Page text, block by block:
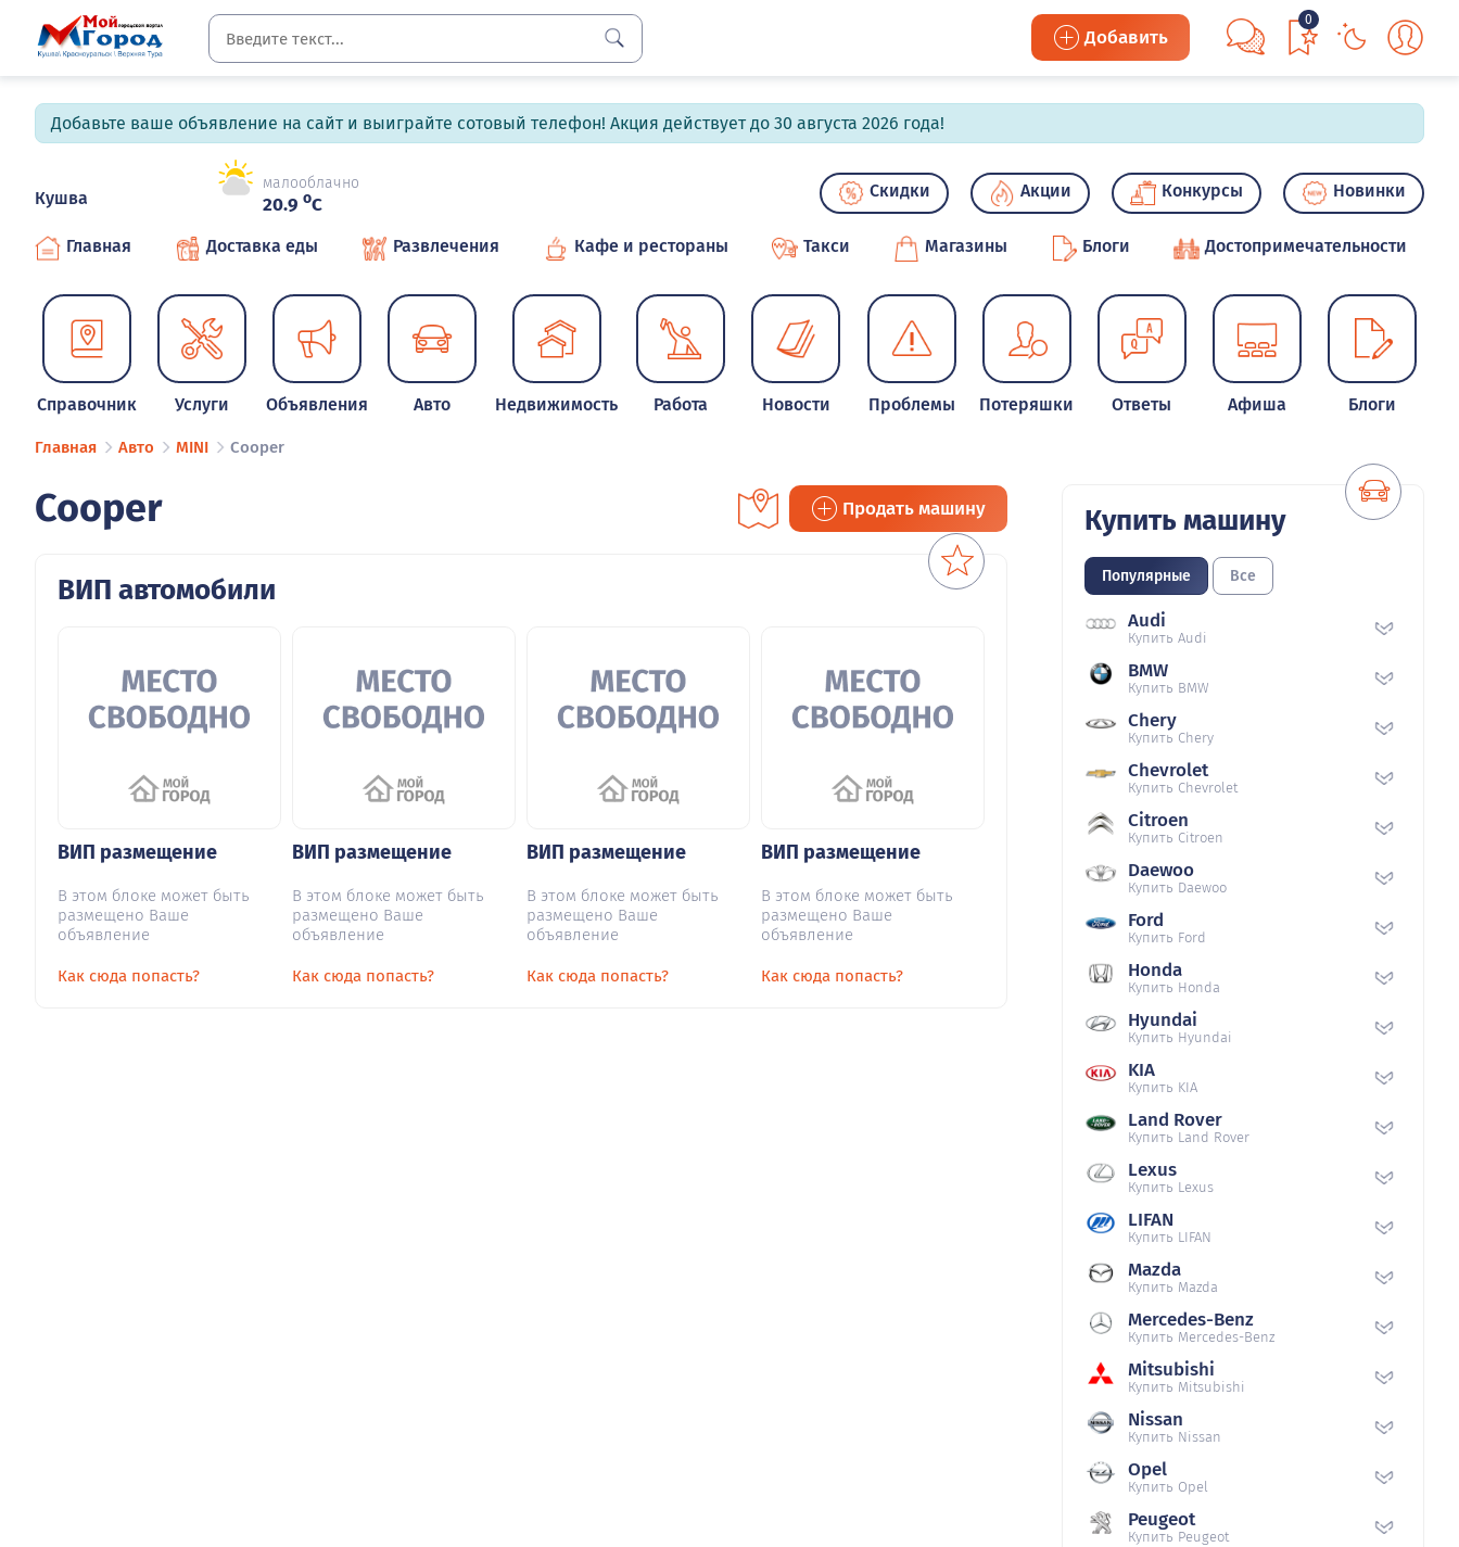
Добавить
0
Добавьте ваше объявление на сайт и выиграйте сотовый телефон! Акция действует до 30 августа 2026 года!
Кушва
малооблачно
20.9 oC
Скидки Акции Конкурсы Новинки
Главная Доставка еды Развлечения Кафе и рестораны Такси Магазины Блоги Достопримечательности
Справочник Услуги Объявления Авто Недвижимость Работа Новости Проблемы Потеряшки Ответы Афиша Блоги
Главная Авто MINI Cooper
Cooper Продать машину
ВИП автомобили
ВИП размещение
В этом блоке может быть
размещено Ваше
объявление
Как сюда попасть?
ВИП размещение
В этом блоке может быть
размещено Ваше
объявление
Как сюда попасть?
ВИП размещение
В этом блоке может быть
размещено Ваше
объявление
Как сюда попасть?
ВИП размещение
В этом блоке может быть
размещено Ваше
объявление
Как сюда попасть?
Купить машину
Популярные Все
Audi
Купить Audi
BMW
Купить BMW
Chery
Купить Chery
Chevrolet
Купить Chevrolet
Citroen
Купить Citroen
Daewoo
Купить Daewoo
Ford
Купить Ford
Honda
Купить Honda
Hyundai
Купить Hyundai
KIA
Купить KIA
Land Rover
Купить Land Rover
Lexus
Купить Lexus
LIFAN
Купить LIFAN
Mazda
Купить Mazda
Mercedes-Benz
Купить Mercedes-Benz
Mitsubishi
Купить Mitsubishi
Nissan
Купить Nissan
Opel
Купить Opel
Peugeot
Купить Peugeot